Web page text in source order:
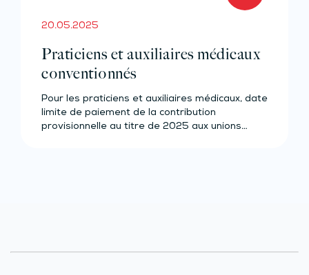
20.05.2025
Praticiens et auxiliaires médicaux
conventionnés
Pour les praticiens et auxiliaires médicaux, date
limite de paiement de la contribution
provisionnelle au titre de 2025 aux unions…